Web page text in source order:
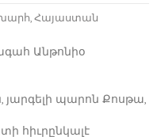
,Հայաստան
Անթոնիօ
յարգելի պարոն Քոսթա,
հիւրընկալէ